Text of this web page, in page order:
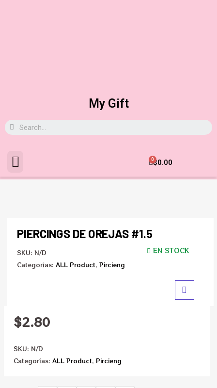
My Gift
$0.00
0
PIERCINGS DE OREJAS #1.5
SKU: N/D
Categorías: ALL Product, Pircieng
EN STOCK
$2.80
SKU: N/D
Categorías: ALL Product, Pircieng